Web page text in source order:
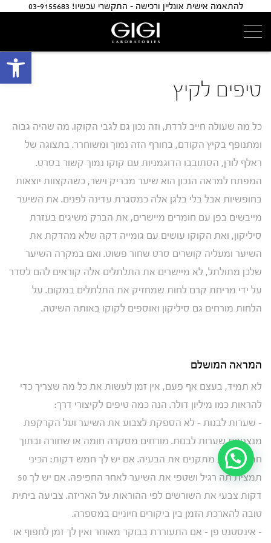
להתאמה אישית אונליין ורכישה - התקשרי עכשיו! 03-9155683
טיפים לקיץ
כל מה שעולה חייב לרדת, וזה נכון גם לגבי הקוקו. מה שהיה גבוה
ומתנופף בקיץ הקודם, בחורף הזה נמוך ומשוחרר. בתצוגה של
ראלף לורן, הסתובבו הדוגמניות עם קוקו נמוך קשור בסרט.
המפתח למראה הנכון הוא שיער מבריק וישר, כשהקצוות יוצאות
בחופשיות אבל בלי בלגן אלה כמסגרת עדינה לפנים. את השיער
מייבשים בפן עם חומרים מיישרים, את הברק משיגים בעזרת
סיליקון, ואת הקוקו עושים עם גומייה דקה שלא מהדקת את
השיער ומעליה קושרים סרט שחור פשוט. ואם במקרה השיער
שלכן מתולתל, לא מיישרים את התלתלים אלה קוראים להם לסדר
על ידי מריחת קרם לחות שמחזיק את התלתלים במקום. על
הלחות מורחים גם סיליקון ואוספים לקוקו באותה השיטה.
המראה המושלם
לא תמיד, בעצם אף פעם, אין זמן לעשות את כל מה שצריך כדי
להראות כמו מיליון דולר. הנה כמה טיפים לקיצורי דרך:
– שערות לבנות – לא הספקת לצבוע את השיער ועל הקרקפת
מנצנצות שערות לבנות. מורחים מסקרה חומה או שחורה ובתוך
חמש שניות מתקנים את הבעיה. אם יש לך חמש דקות: הכיני
תמצית תה רגיל ושטפי את השיער לאחר החפיפה. אם יש לך 50
דקות צבעי את השורשים לפי ההוראות על האריזה. צביעה ביתית
טובה להארכת הזמן בין ביקורים חיוניים במספרה.
– אינסטנט פן – אם התעוררת בבוקר מאוחר ואין לך זמן לחפוף או